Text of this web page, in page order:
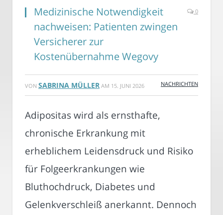
Medizinische Notwendigkeit
nachweisen: Patienten zwingen
Versicherer zur
Kostenübernahme Wegovy
0
VON SABRINA MÜLLER AM 15. JUNI 2026 NACHRICHTEN
Adipositas wird als ernsthafte,
chronische Erkrankung mit
erheblichem Leidensdruck und Risiko
für Folgeerkrankungen wie
Bluthochdruck, Diabetes und
Gelenkverschleiß anerkannt. Dennoch